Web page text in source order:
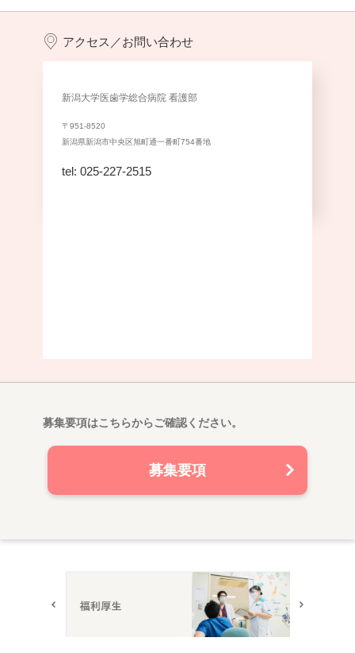
アクセス／お問い合わせ
新潟大学医歯学総合病院 看護部
〒951-8520
新潟県新潟市中央区旭町通一番町754番地
tel: 025-227-2515
募集要項はこちらからご確認ください。
募集要項
Prev